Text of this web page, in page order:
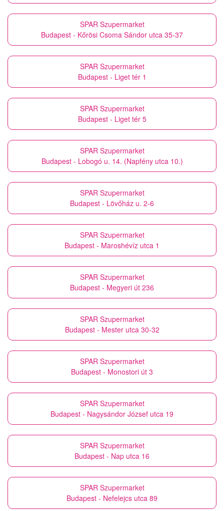
SPAR Szupermarket
Budapest - Kőrösi Csoma Sándor utca 35-37
SPAR Szupermarket
Budapest - Liget tér 1
SPAR Szupermarket
Budapest - Liget tér 5
SPAR Szupermarket
Budapest - Lobogó u. 14. (Napfény utca 10.)
SPAR Szupermarket
Budapest - Lövőház u. 2-6
SPAR Szupermarket
Budapest - Maroshévíz utca 1
SPAR Szupermarket
Budapest - Megyeri út 236
SPAR Szupermarket
Budapest - Mester utca 30-32
SPAR Szupermarket
Budapest - Monostori út 3
SPAR Szupermarket
Budapest - Nagysándor József utca 19
SPAR Szupermarket
Budapest - Nap utca 16
SPAR Szupermarket
Budapest - Nefelejcs utca 89